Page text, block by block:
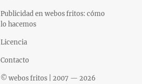
Publicidad en webos fritos: cómo
lo hacemos
Licencia
Contacto
© webos fritos | 2007 — 2026